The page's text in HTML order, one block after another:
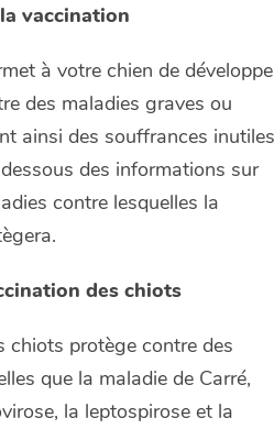
vaccination
à votre chien de
des maladies graves ou
ainsi des souffrances
des informations sur
contre lesquelles la
des chiots
chiots protège contre des
que la maladie de Carré,
la leptospirose et la